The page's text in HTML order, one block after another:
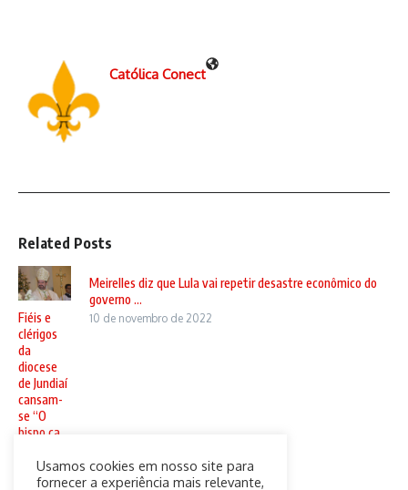
Católica Conect
Related Posts
Fiéis e
clérigos
da
diocese
de Jundiaí
cansam-
se “O
bispo ca ...
setembro
Meirelles diz que Lula vai repetir desastre econômico do
governo ...
10 de novembro de 2022
Usamos cookies em nosso site para
fornecer a experiência mais relevante,